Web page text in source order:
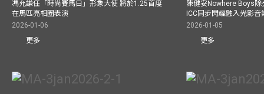
馮允謙任「時尚賽馬日」形象大使 將於1.25首度
在馬匹亮相圈表演
2026-01-06
更多
陳健安Nowhere Boys
ICC同步閃耀融入光影音
2026-01-05
更多